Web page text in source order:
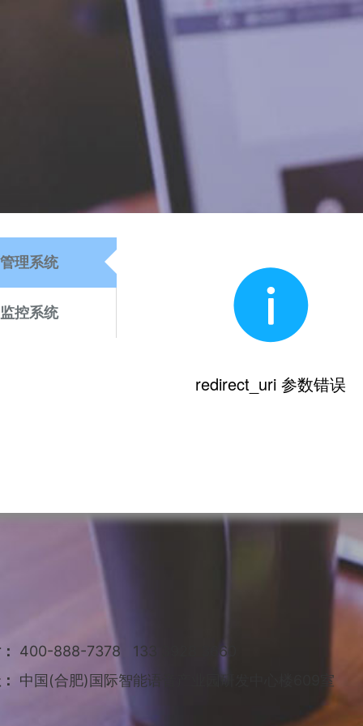
理系统
控系统
400-888-7378 133 3928 3660
中国(合肥)国际智能语音产业园研发中心楼609室